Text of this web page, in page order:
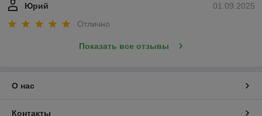
01.09.2025
Юрий
Отлично
Показать все отзывы
О нас
Контакты